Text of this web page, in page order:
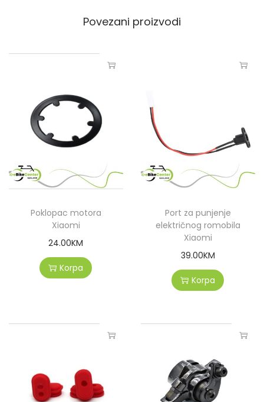
Povezani proizvodi
Poklopac motora
Xiaomi
24.00KM
Korpa
Port za punjenje
električnog romobila
Xiaomi
39.00KM
Korpa